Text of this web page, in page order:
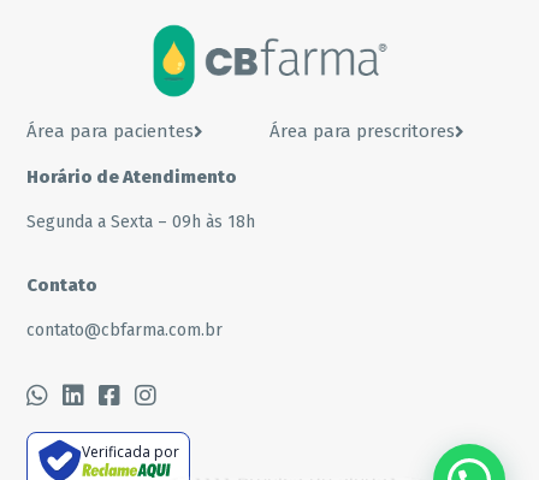
Área para pacientes Área para prescritores
Horário de Atendimento
Segunda a Sexta – 09h às 18h
Contato
contato@cbfarma.com.br
Verificada por